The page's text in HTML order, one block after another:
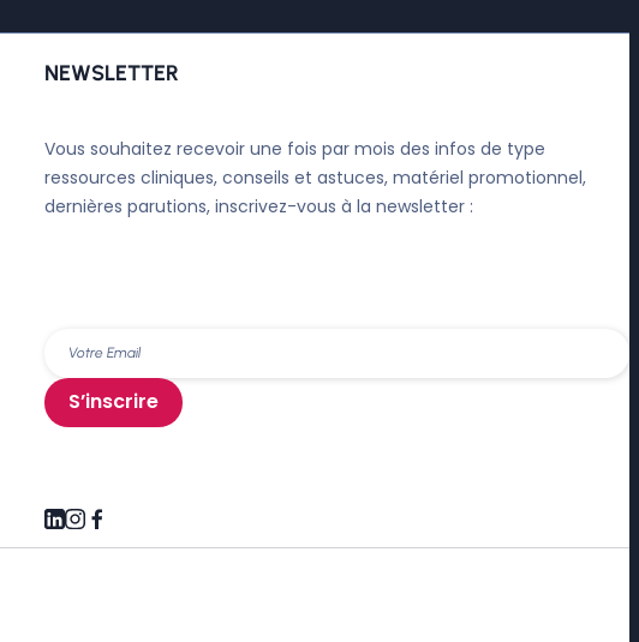
NEWSLETTER
Vous souhaitez recevoir une fois par mois des infos de type
ressources cliniques, conseils et astuces, matériel promotionnel,
dernières parutions, inscrivez-vous à la newsletter :
S’inscrire